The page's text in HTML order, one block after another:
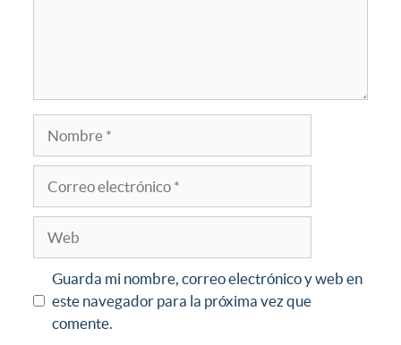
Guarda mi nombre, correo electrónico y web en
este navegador para la próxima vez que
comente.